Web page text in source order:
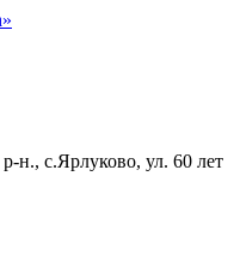
н., с.Ярлуково, ул. 60 лет